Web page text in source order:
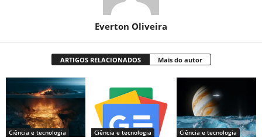
Everton Oliveira
ARTIGOS RELACIONADOS Mais do autor
Ciência e tecnologia Ciência e tecnologia Ciência e tecnologia